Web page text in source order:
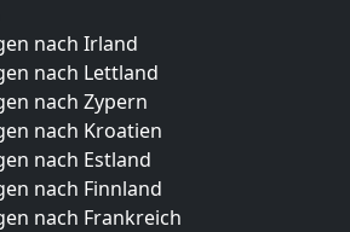
nach Irland
nach Lettland
nach Zypern
nach Kroatien
nach Estland
nach Finnland
nach Frankreich